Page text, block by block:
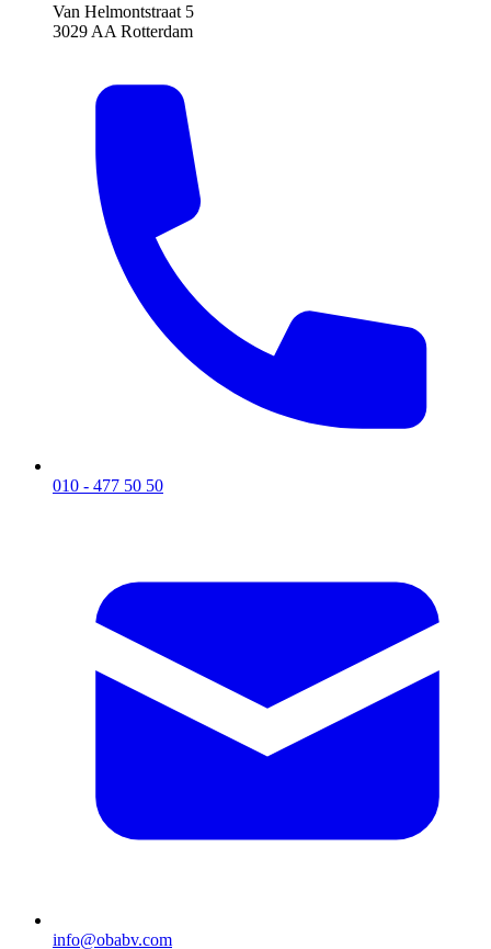
Van Helmontstraat 5
3029 AA Rotterdam
010 - 477 50 50
info@obabv.com